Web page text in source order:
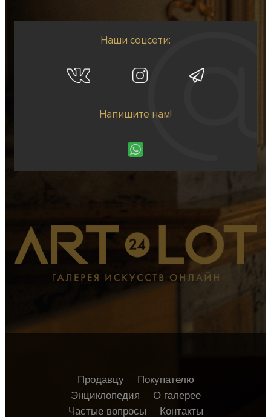
Наши соцсети:
Напишите нам!
Продавцу
Покупателю
Энциклопедия
О галерее
Частые вопросы
Контакты